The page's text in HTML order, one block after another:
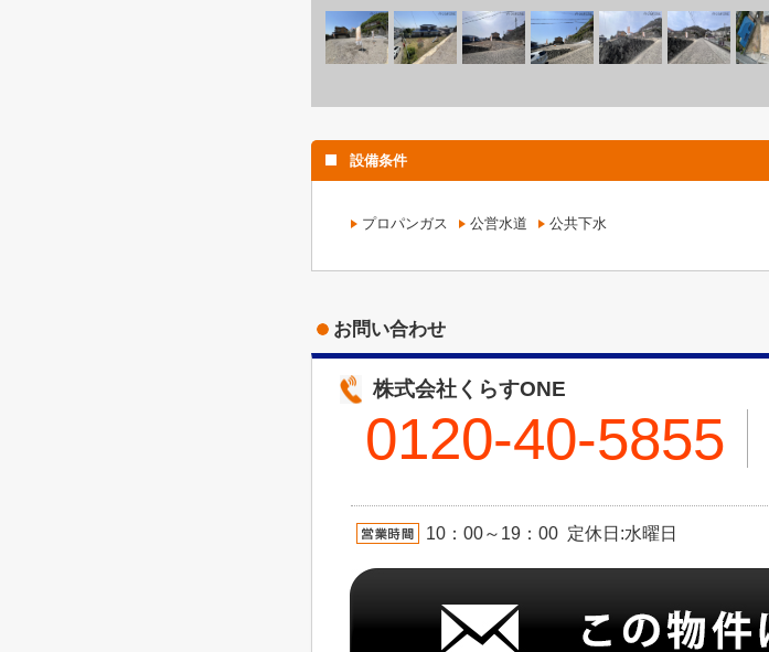
設備条件
プロパンガス 公営水道 公共下水
お問い合わせ
株式会社くらすONE
0120-40-5855
10：00～19：00 定休日:水曜日